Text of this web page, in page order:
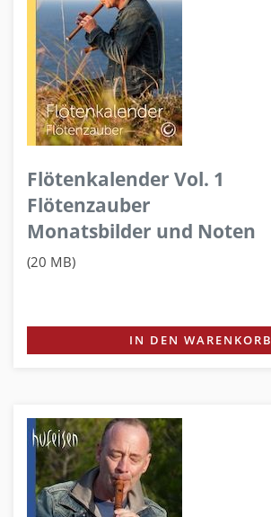
Flötenkalender Vol. 1
Flötenzauber
Monatsbilder und Noten
(20 MB)
IN DEN WARENKORB